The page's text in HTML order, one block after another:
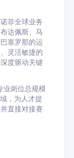
菲全球业务
达佩斯、马
塞罗那的运
灵活敏捷的
度驱动关键
岗位总规模
，为人才提
直接对接赛